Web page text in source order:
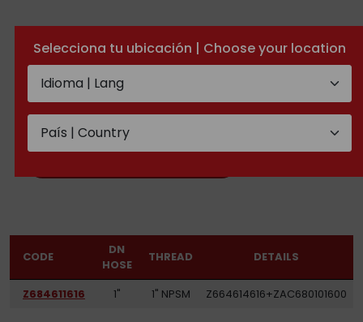
Selecciona tu ubicación | Choose your location
One piece double
hexagonal NPSM female
60° cone with o.ring
CODE
DN
HOSE
THREAD DETAILS
Z684611616 1" 1" NPSM Z664614616+ZAC680101600